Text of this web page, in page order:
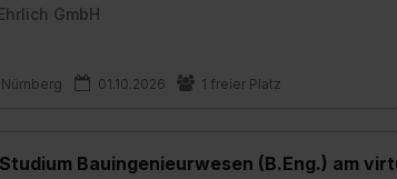
GmbH
01.10.2026 1 freier Platz
Bauingenieurwesen (B.Eng.) am